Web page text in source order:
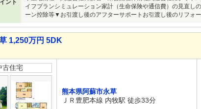
ント
イフプランシミュレーション家計（生命保険や通信費）の見直
ーン控除等▼お引渡し後のアフターサポートお引渡し後のリフォ
1,250万円 5DK
古住宅
熊本県阿蘇市永草
ＪＲ豊肥本線 内牧駅 徒歩33分